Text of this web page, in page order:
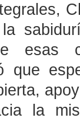
esas
que
la